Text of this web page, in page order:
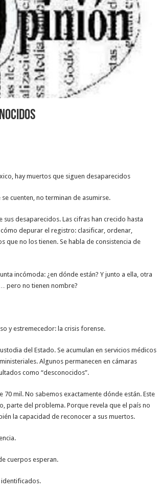
hay muertos que siguen desaparecidos
cuenten, no terminan de asumirse.
desaparecidos. Las cifras han crecido hasta
depurar el registro: clasificar, ordenar,
que no los tienen. Se habla de consistencia de
incómoda: ¿en dónde están? Y junto a ella, otra
pero no tienen nombre?
y estremecedor: la crisis forense.
del Estado. Se acumulan en servicios médicos
Algunos permanecen en cámaras
como “desconocidos”.
mil. No sabemos exactamente dónde están. Este
parte del problema. Porque revela que el país no
la capacidad de reconocer a sus muertos.
cuerpos esperan.